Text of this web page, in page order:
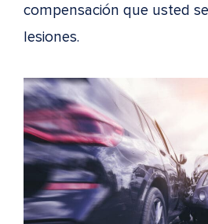
compensación que usted
lesiones.